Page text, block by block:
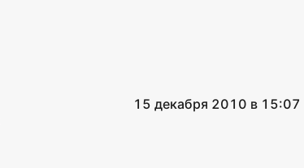
15 декабря 2010 в 15:07